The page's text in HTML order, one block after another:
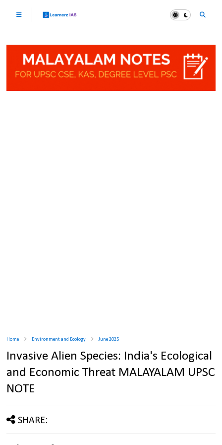
Home Environment and Ecology June 2025
Invasive Alien Species: India's Ecological
and Economic Threat MALAYALAM UPSC
NOTE
SHARE: